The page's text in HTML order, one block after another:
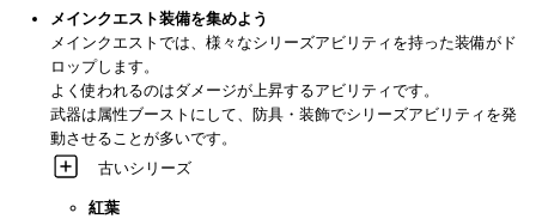
メインクエスト装備を集めよう
メインクエストでは、様々なシリーズアビリティを持った装備がド
ロップします。
よく使われるのはダメージが上昇するアビリティです。
武器は属性ブーストにして、防具・装飾でシリーズアビリティを発
動させることが多いです。
古いシリーズ
紅葉